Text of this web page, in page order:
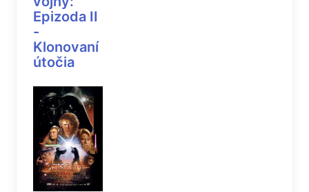
Epizoda II
-
Klonovaní
útočia